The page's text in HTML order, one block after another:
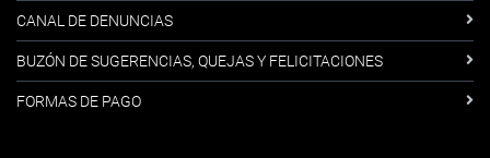
CANAL DE DENUNCIAS
BUZÓN DE SUGERENCIAS, QUEJAS Y FELICITACIONES
FORMAS DE PAGO